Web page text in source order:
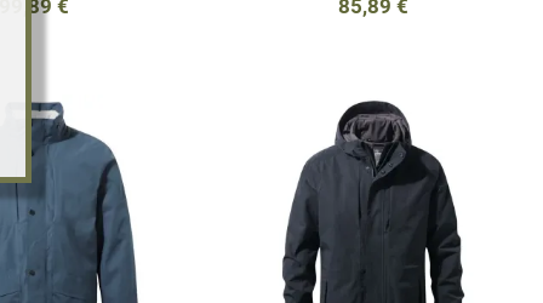
99,89 € 85,89 €
Προσθήκη στα αγαπημένα
Προσθήκη για σύγκριση
Γρήγορη ματιά